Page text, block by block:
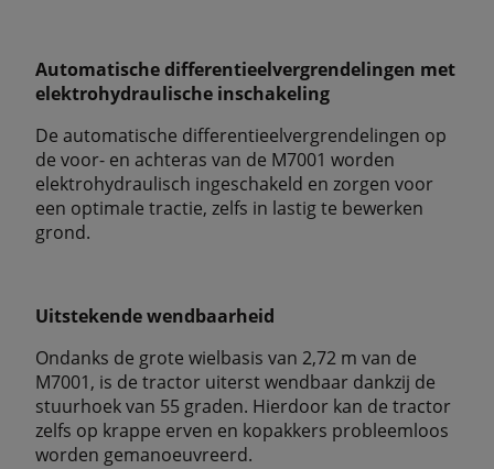
Automatische differentieelvergrendelingen met
elektrohydraulische inschakeling
De automatische differentieelvergrendelingen op
de voor- en achteras van de M7001 worden
elektrohydraulisch ingeschakeld en zorgen voor
een optimale tractie, zelfs in lastig te bewerken
grond.
Uitstekende wendbaarheid
Ondanks de grote wielbasis van 2,72 m van de
M7001, is de tractor uiterst wendbaar dankzij de
stuurhoek van 55 graden. Hierdoor kan de tractor
zelfs op krappe erven en kopakkers probleemloos
worden gemanoeuvreerd.